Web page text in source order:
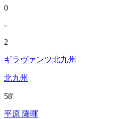
0
-
2
ギラヴァンツ北九州
北九州
58'
平原 隆暉